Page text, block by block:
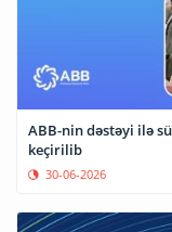
ABB-nin dəstəyi ilə
keçirilib
30-06-2026